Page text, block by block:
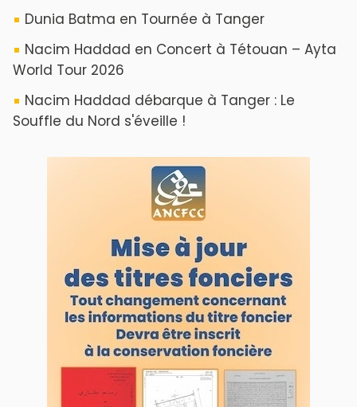
Dunia Batma en Tournée à Tanger
Nacim Haddad en Concert à Tétouan – Ayta
World Tour 2026
Nacim Haddad débarque à Tanger : Le
Souffle du Nord s'éveille !